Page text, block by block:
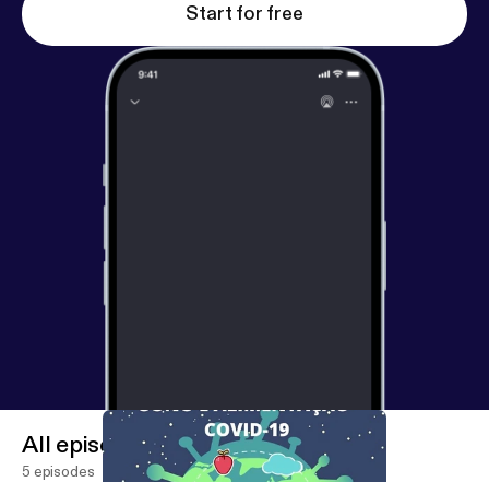
Start for free
All episodes
5 episodes